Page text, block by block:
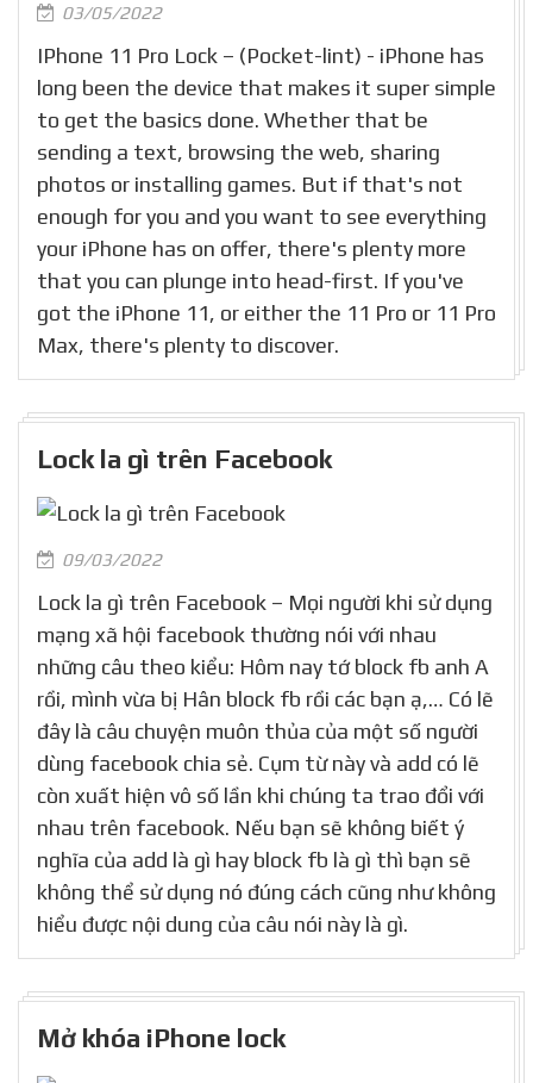
03/05/2022
IPhone 11 Pro Lock – (Pocket-lint) - iPhone has
long been the device that makes it super simple
to get the basics done. Whether that be
sending a text, browsing the web, sharing
photos or installing games. But if that's not
enough for you and you want to see everything
your iPhone has on offer, there's plenty more
that you can plunge into head-first. If you've
got the iPhone 11, or either the 11 Pro or 11 Pro
Max, there's plenty to discover.
Lock la gì trên Facebook
09/03/2022
Lock la gì trên Facebook – Mọi người khi sử dụng
mạng xã hội facebook thường nói với nhau
những câu theo kiểu: Hôm nay tớ block fb anh A
rồi, mình vừa bị Hân block fb rồi các bạn ạ,… Có lẽ
đây là câu chuyện muôn thủa của một số người
dùng facebook chia sẻ. Cụm từ này và add có lẽ
còn xuất hiện vô số lần khi chúng ta trao đổi với
nhau trên facebook. Nếu bạn sẽ không biết ý
nghĩa của add là gì hay block fb là gì thì bạn sẽ
không thể sử dụng nó đúng cách cũng như không
hiểu được nội dung của câu nói này là gì.
Mở khóa iPhone lock